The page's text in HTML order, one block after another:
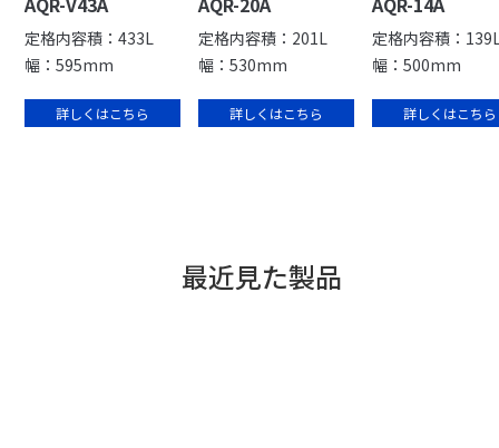
定格内容積：433L
幅：595mm
詳しくはこちら
定格内容積：201L
幅：530mm
詳しくはこちら
定格内容積：
幅：500mm
詳しくはこちら
最近見た製品